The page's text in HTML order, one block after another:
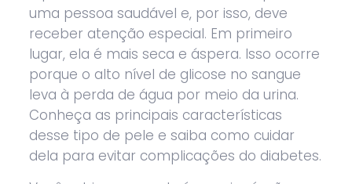
uma pessoa saudável e, por isso, deve
receber atenção especial. Em primeiro
lugar, ela é mais seca e áspera. Isso ocorre
porque o alto nível de glicose no sangue
leva à perda de água por meio da urina.
Conheça as principais características
desse tipo de pele e saiba como cuidar
dela para evitar complicações do diabetes.